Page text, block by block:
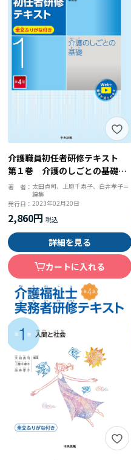
介護職員初任者研修テキスト
第１巻 介護のしごとの基礎
第４版
著 者： 太田貞司、上原千寿子、白井孝子＝
編集
発行日：2023年02月20日
2,860円
詳細を見る
カートに入れる